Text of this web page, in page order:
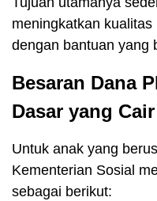
meningkatkan
dengan bantuan yang
Besaran Dana
Dasar yang
Untuk anak yang
Kementerian Sosial
sebagai berikut: